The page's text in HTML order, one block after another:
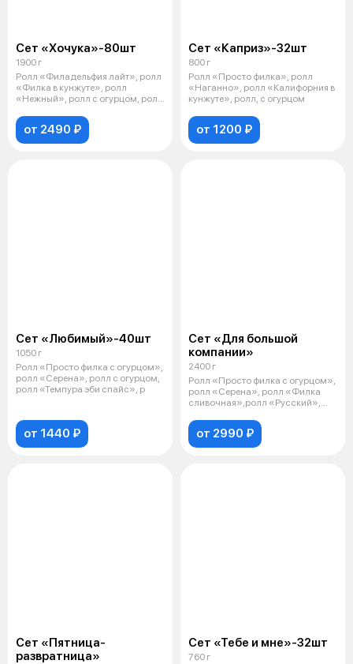
Сет «Хочука»-80шт
1900 г
Ролл «Филадельфия лайт», ролл
«Филка в кунжуте», ролл
«Нежный», ролл с огурцом, ролл
от 2490 ₽
Сет «Каприз»-32шт
800 г
Ролл «Просто филка», ролл
«Наганно», ролл «Калифорния в
кунжуте», ролл, с огурцом
от 1200 ₽
Сет «Любимый»-40шт
1050 г
Ролл «Просто филка с огурцом»,
ролл «Серена», ролл с огурцом,
ролл «Темпура эби спайс», р
от 1440 ₽
Сет «Для большой
компании»
2400 г
Ролл «Просто филка с огурцом»,
ролл «Серена», ролл «Филка
сливочная»,ролл «Русский»,
от 2990 ₽
Сет «Пятница-
развратница»
Сет «Тебе и мне»-32шт
760 г